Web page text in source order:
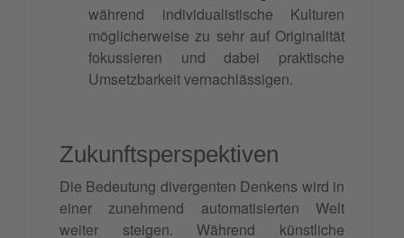
während individualistische Kulturen
möglicherweise zu sehr auf Originalität
fokussieren und dabei praktische
Umsetzbarkeit vernachlässigen.
Zukunftsperspektiven
Die Bedeutung divergenten Denkens wird in
einer zunehmend automatisierten Welt
weiter steigen. Während künstliche